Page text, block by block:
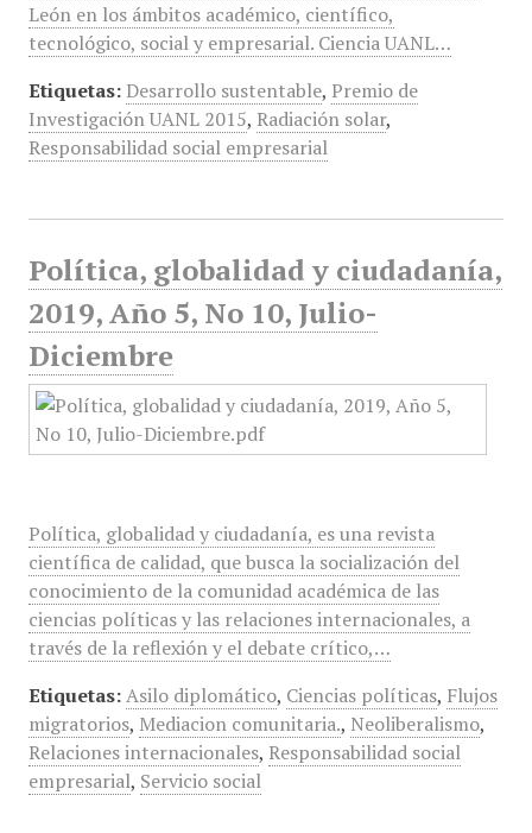
León en los ámbitos académico, científico,
tecnológico, social y empresarial. Ciencia UANL…
Etiquetas: Desarrollo sustentable, Premio de
Investigación UANL 2015, Radiación solar,
Responsabilidad social empresarial
Política, globalidad y ciudadanía,
2019, Año 5, No 10, Julio-
Diciembre
Política, globalidad y ciudadanía, es una revista
científica de calidad, que busca la socialización del
conocimiento de la comunidad académica de las
ciencias políticas y las relaciones internacionales, a
través de la reflexión y el debate crítico,…
Etiquetas: Asilo diplomático, Ciencias políticas, Flujos
migratorios, Mediacion comunitaria., Neoliberalismo,
Relaciones internacionales, Responsabilidad social
empresarial, Servicio social